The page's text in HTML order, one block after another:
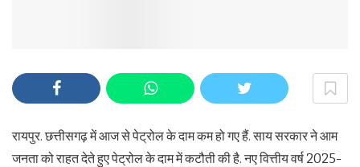
रायपुर. छत्तीसगढ़ में आज से पेट्रोल के दाम कम हो गए हैं. साय सरकार ने आम
जनता को राहत देते हुए पेट्रोल के दाम में कटौती की है. नए वित्तीय वर्ष 2025-